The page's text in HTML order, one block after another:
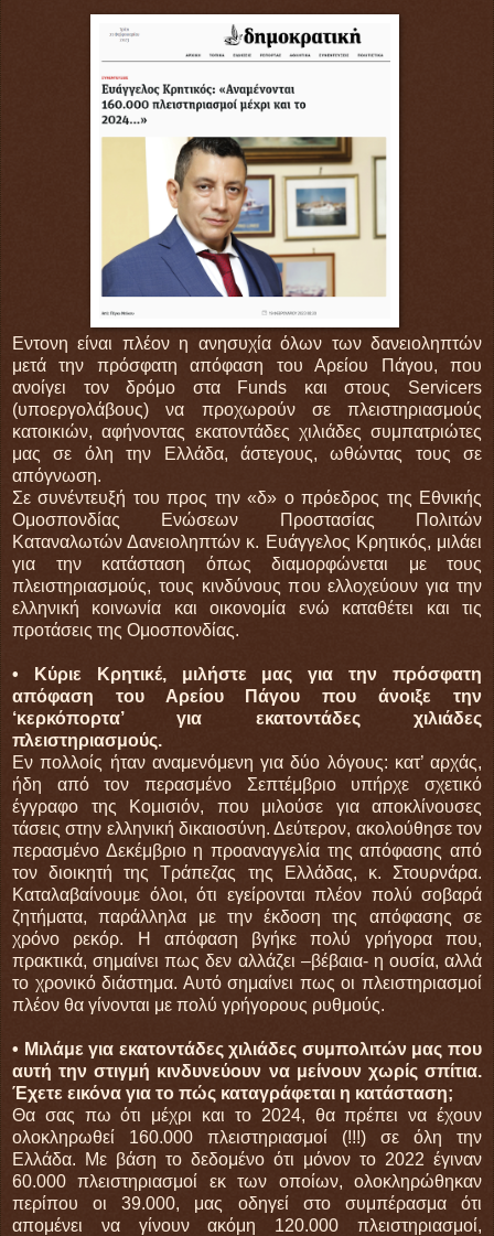
Εντονη είναι πλέον η ανησυχία όλων των δανειοληπτών
μετά την πρόσφατη απόφαση του Αρείου Πάγου, που
ανοίγει τον δρόμο στα Funds και στους Servicers
(υποεργολάβους) να προχωρούν σε πλειστηριασμούς
κατοικιών, αφήνοντας εκατοντάδες χιλιάδες συμπατριώτες
μας σε όλη την Ελλάδα, άστεγους, ωθώντας τους σε
απόγνωση.
Σε συνέντευξή του προς την «δ» ο πρόεδρος της Εθνικής
Ομοσπονδίας Ενώσεων Προστασίας Πολιτών
Καταναλωτών Δανειοληπτών κ. Ευάγγελος Κρητικός, μιλάει
για την κατάσταση όπως διαμορφώνεται με τους
πλειστηριασμούς, τους κινδύνους που ελλοχεύουν για την
ελληνική κοινωνία και οικονομία ενώ καταθέτει και τις
προτάσεις της Ομοσπονδίας.
• Κύριε Κρητικέ, μιλήστε μας για την πρόσφατη
απόφαση του Αρείου Πάγου που άνοιξε την
‘κερκόπορτα’ για εκατοντάδες χιλιάδες
πλειστηριασμούς.
Εν πολλοίς ήταν αναμενόμενη για δύο λόγους: κατ’ αρχάς,
ήδη από τον περασμένο Σεπτέμβριο υπήρχε σχετικό
έγγραφο της Κομισιόν, που μιλούσε για αποκλίνουσες
τάσεις στην ελληνική δικαιοσύνη. Δεύτερον, ακολούθησε τον
περασμένο Δεκέμβριο η προαναγγελία της απόφασης από
τον διοικητή της Τράπεζας της Ελλάδας, κ. Στουρνάρα.
Καταλαβαίνουμε όλοι, ότι εγείρονται πλέον πολύ σοβαρά
ζητήματα, παράλληλα με την έκδοση της απόφασης σε
χρόνο ρεκόρ. Η απόφαση βγήκε πολύ γρήγορα που,
πρακτικά, σημαίνει πως δεν αλλάζει –βέβαια- η ουσία, αλλά
το χρονικό διάστημα. Αυτό σημαίνει πως οι πλειστηριασμοί
πλέον θα γίνονται με πολύ γρήγορους ρυθμούς.
• Μιλάμε για εκατοντάδες χιλιάδες συμπολιτών μας που
αυτή την στιγμή κινδυνεύουν να μείνουν χωρίς σπίτια.
Έχετε εικόνα για το πώς καταγράφεται η κατάσταση;
Θα σας πω ότι μέχρι και το 2024, θα πρέπει να έχουν
ολοκληρωθεί 160.000 πλειστηριασμοί (!!!) σε όλη την
Ελλάδα. Με βάση το δεδομένο ότι μόνον το 2022 έγιναν
60.000 πλειστηριασμοί εκ των οποίων, ολοκληρώθηκαν
περίπου οι 39.000, μας οδηγεί στο συμπέρασμα ότι
απομένει να γίνουν ακόμη 120.000 πλειστηριασμοί,